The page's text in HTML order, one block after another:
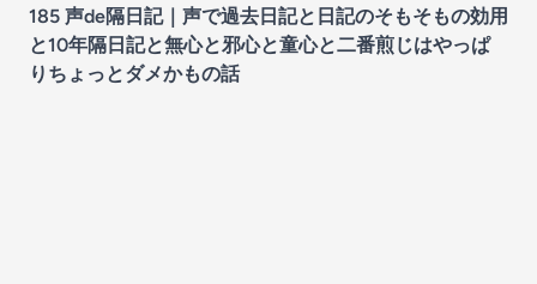
185 声de隔日記｜声で過去日記と日記のそもそもの効用
と10年隔日記と無心と邪心と童心と二番煎じはやっぱ
りちょっとダメかもの話